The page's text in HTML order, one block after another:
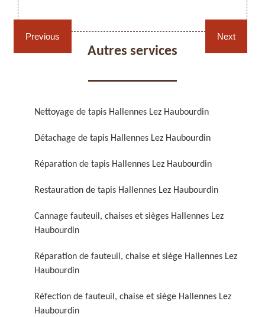
chaise et siège 59
chaise et siège 59
Rénovation de fauteuil,
Previous Next
Autres services
Nettoyage de tapis Hallennes Lez Haubourdin
Détachage de tapis Hallennes Lez Haubourdin
Réparation de tapis Hallennes Lez Haubourdin
Restauration de tapis Hallennes Lez Haubourdin
Cannage fauteuil, chaises et sièges Hallennes Lez
Haubourdin
Réparation de fauteuil, chaise et siège Hallennes Lez
Haubourdin
Réfection de fauteuil, chaise et siège Hallennes Lez
Haubourdin